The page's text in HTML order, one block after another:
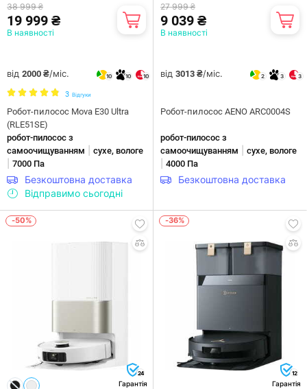
38 999 ₴
19 999 ₴
В наявності
від 2000 ₴/міс. 10 10 10
3 Відгуки
Робот-пилосос Mova E30 Ultra
(RLE51SE)
робот-пилосос з
самоочищуванням
сухе, вологе
7000 Па
Безкоштовна доставка
Відправимо сьогодні
27 999 ₴
9 039 ₴
В наявності
від 3013 ₴/міс. 2 3 3
Робот-пилосос AENO ARC0004S
робот-пилосос з
самоочищуванням
сухе, вологе
4000 Па
Безкоштовна доставка
-50%
24
Гарантія
-36%
12
Гарантія